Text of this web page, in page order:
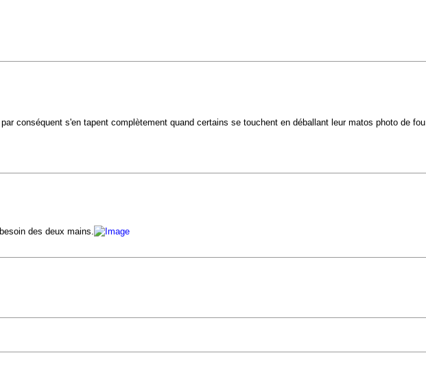
conséquent s'en tapent complètement quand certains se touchent en déballant leur matos photo de fou
des deux mains.